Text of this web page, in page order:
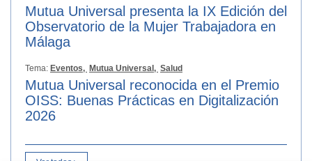
Mutua Universal presenta la IX Edición del
Observatorio de la Mujer Trabajadora en
Málaga
Tema: Eventos, Mutua Universal, Salud
Mutua Universal reconocida en el Premio
OISS: Buenas Prácticas en Digitalización
2026